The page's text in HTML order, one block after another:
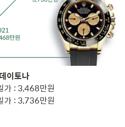
: 3,468만원
: 3,736만원